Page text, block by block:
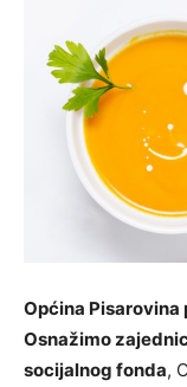
Općina
Osnažimo
socijalnog fonda,